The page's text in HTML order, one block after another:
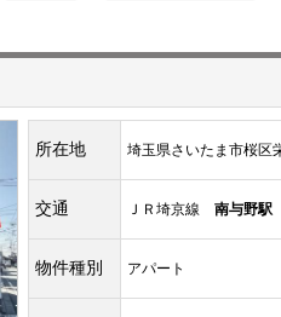
所在地 埼玉県さいたま市桜区
交通 ＪＲ埼京線 南与野駅
物件種別 アパート